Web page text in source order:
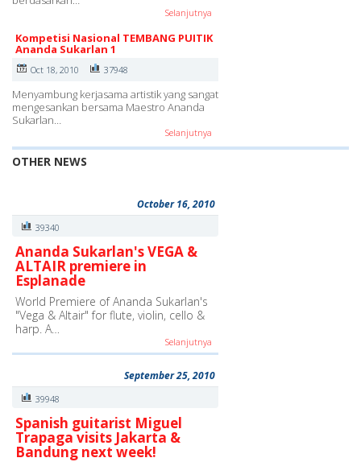
Selanjutnya
Kompetisi Nasional TEMBANG PUITIK
Ananda Sukarlan 1
Oct 18, 2010 37948
Menyambung kerjasama artistik yang sangat
mengesankan bersama Maestro Ananda
Sukarlan…
Selanjutnya
OTHER NEWS
October 16, 2010
39340
Ananda Sukarlan's VEGA &
ALTAIR premiere in
Esplanade
World Premiere of Ananda Sukarlan's
"Vega & Altair" for flute, violin, cello &
harp. A…
Selanjutnya
September 25, 2010
39948
Spanish guitarist Miguel
Trapaga visits Jakarta &
Bandung next week!